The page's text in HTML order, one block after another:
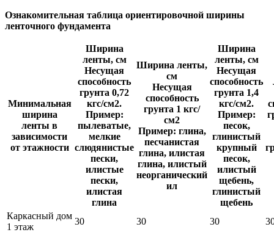
Ознакомительная таблица ориентировочной ширины
ленточного фундамента
Минимальная
ширина
ленты в
зависимости
от этажности
Ширина
ленты, см
Несущая
способность
грунта 0,72
кгс/см2.
Пример:
пылеватые,
мелкие
слюдянистые
пески,
илистые
пески,
илистая
глина
Ширина ленты,
см
Несущая
способность
грунта 1 кгс/
см2
Пример: глина,
песчанистая
глина, илистая
глина, илистый
неорганический
ил
Ширина
ленты, см
Несущая
способность
грунта 1,4
кгс/см2.
Пример:
песок,
глинистый
крупный
песок,
илистый
щебень,
глинистый
щебень
Каркасный дом
1 этаж
30 30 30